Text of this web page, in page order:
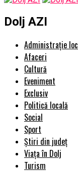
Dolj AZI
Administrație
Afaceri
Cultură
Eveniment
Exclusiv
Politică locală
Social
Sport
Știri din județ
Viața în Dolj
Turism